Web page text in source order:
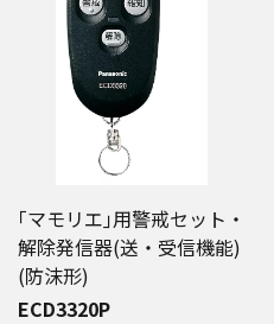
｢マモリエ｣用警戒セット・
解除発信器(送・受信機能)
(防沫形)
ECD3320P